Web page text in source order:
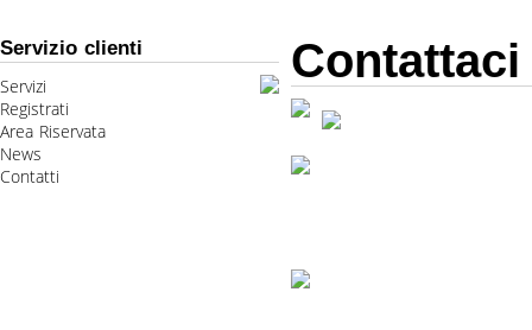
Servizio clienti
Servizi
Registrati
Area Riservata
News
Contatti
Contattaci